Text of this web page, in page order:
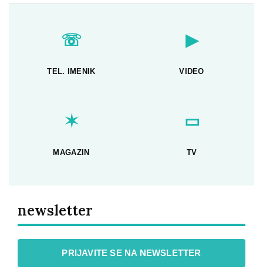
☏
TEL. IMENIK
▶
VIDEO
✶
MAGAZIN
▭
TV
newsletter
PRIJAVITE SE NA NEWSLETTER